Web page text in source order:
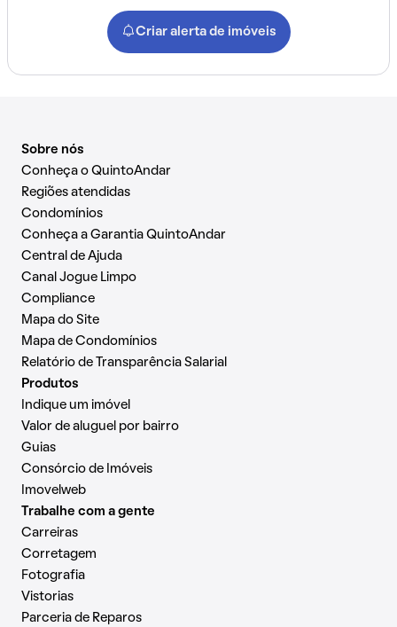
Criar alerta de imóveis
Sobre nós
Conheça o QuintoAndar
Regiões atendidas
Condomínios
Conheça a Garantia QuintoAndar
Central de Ajuda
Canal Jogue Limpo
Compliance
Mapa do Site
Mapa de Condomínios
Relatório de Transparência Salarial
Produtos
Indique um imóvel
Valor de aluguel por bairro
Guias
Consórcio de Imóveis
Imovelweb
Trabalhe com a gente
Carreiras
Corretagem
Fotografia
Vistorias
Parceria de Reparos